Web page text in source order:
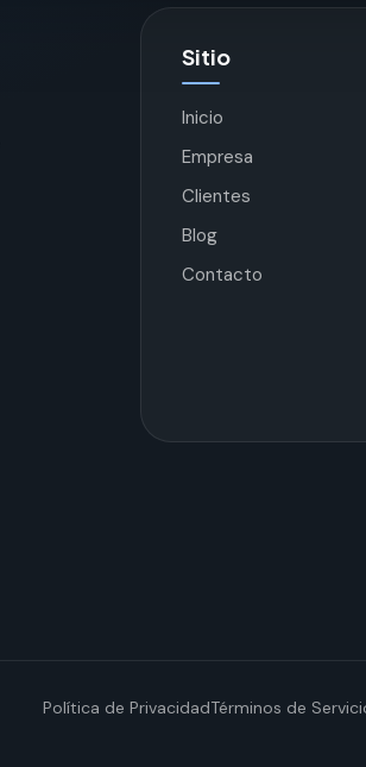
Sitio
Inicio
Empresa
Clientes
Blog
Contacto
Política de PrivacidadTérminos de